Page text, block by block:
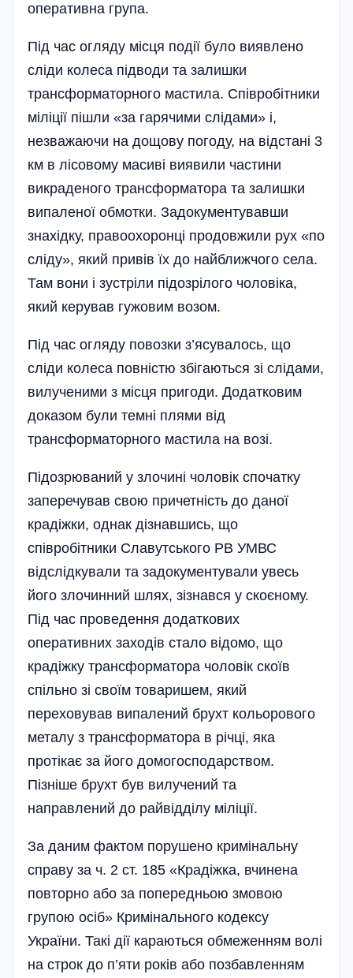
оперативна група­.
Під час огляду місця події було виявлено
сліди колеса підводи та залишки
трансформаторного мастила. Співробітники
міліції пішли «за гарячими слідами» і,
незважаючи на дощову погоду, на відстані 3
км в лісовому масиві виявили частини
викраденого трансформатора та залишки
випаленої обмотки. Задокументувавши
знахідку, правоохоронці продовжили рух «по
сліду», який привів їх до найближчого села.
Там вони і зустріли підозрілого чоловіка,
який керував гужовим возом.
Під час огляду повозки з’ясувалось, що
сліди колеса повністю збігаються зі слідами,
вилученими з місця пригоди. Додатковим
доказом були темні плями від
трансформаторного мастила на возі.
Підозрюваний у злочині чоловік спочатку
заперечував свою причетність до даної
крадіжки, однак дізнавшись, що
співробітники Славутського РВ УМВС
відслідкували та задокументували увесь
його злочинний шлях, зізнався у скоєному.
Під час проведення додаткових
оперативних заходів стало відомо, що
крадіжку трансформатора чоловік скоїв
спільно зі своїм товаришем, який
переховував випалений брухт кольорового
металу з трансформатора в річці, яка
протікає за його домогосподарством.
Пізніше брухт був вилучений та
направлений до райвідділу міліції.
За даним фактом порушено кримінальну
справу за ч. 2 ст. 185 «Крадіжка, вчинена
повторно або за попередньою змовою
групою осіб» Кримінального кодексу
України. Такі дії караються обмеженням волі
на строк до п’яти років або позбавленням